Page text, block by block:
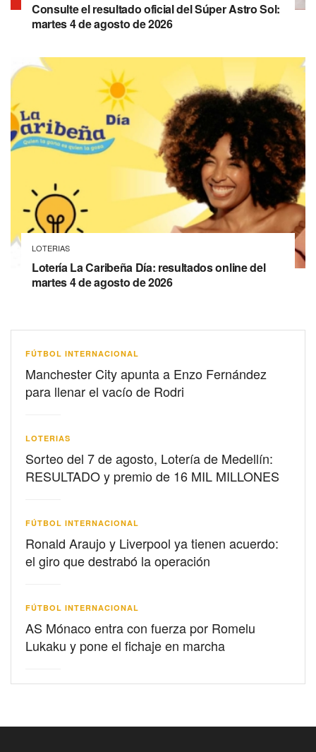
Consulte el resultado oficial del Súper Astro Sol:
martes 4 de agosto de 2026
LOTERIAS
Lotería La Caribeña Día: resultados online del
martes 4 de agosto de 2026
FÚTBOL INTERNACIONAL
Manchester City apunta a Enzo Fernández
para llenar el vacío de Rodri
LOTERIAS
Sorteo del 7 de agosto, Lotería de Medellín:
RESULTADO y premio de 16 MIL MILLONES
FÚTBOL INTERNACIONAL
Ronald Araujo y Liverpool ya tienen acuerdo:
el giro que destrabó la operación
FÚTBOL INTERNACIONAL
AS Mónaco entra con fuerza por Romelu
Lukaku y pone el fichaje en marcha